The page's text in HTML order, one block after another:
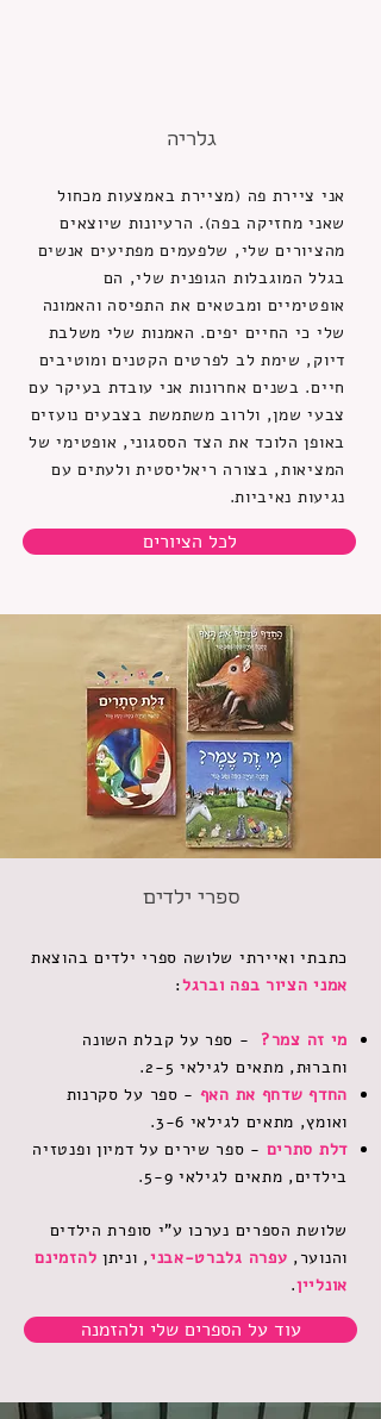
גלריה
אני ציירת פה (מציירת באמצעות מכחול
שאני מחזיקה בפה). הרעיונות שיוצאים
מהציורים שלי, שלפעמים מפתיעים אנשים
בגלל המוגבלות הגופנית שלי, הם
אופטימיים ומבטאים את התפיסה והאמונה
שלי כי החיים יפים. האמנות שלי משלבת
דיוק, שימת לב לפרטים הקטנים ומוטיבים
חיים. בשנים אחרונות אני עובדת בעיקר עם
צבעי שמן, ולרוב משתמשת בצבעים נועזים
באופן הלוכד את הצד הססגוני, אופטימי של
המציאות, בצורה ריאליסטית ולעתים עם
נגיעות נאיביות.
לכל הציורים
ספרי ילדים
כתבתי ואיירתי שלושה ספרי ילדים בהוצאת
אמני הציור בפה וברגל:
מי זה צמר? - ספר על קבלת השונה
וחברוּת, מתאים לגילאי 2-5.
החדף שדחף את האף - ספר על סקרנות
ואומץ, מתאים לגילאי 3-6.
דלת סתרים - ספר שירים על דמיון ופנטזיה
בילדים, מתאים לגילאי 5-9.
שלושת הספרים נערכו ע"י סופרת הילדים
והנוער, עפרה גלברט-אבני, וניתן להזמינם
אונליין.
עוד על הספרים שלי ולהזמנה